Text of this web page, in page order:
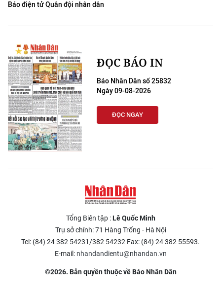
Báo điện tử Quân đội nhân dân
ĐỌC BÁO IN
Báo Nhân Dân số 25832
Ngày 09-08-2026
ĐỌC NGAY
Tổng Biên tập :Lê Quốc Minh
Trụ sở chính: 71 Hàng Trống - Hà Nội
Tel: (84) 24 382 54231/382 54232 Fax: (84) 24 382 55593.
E-mail: nhandandientu@nhandan.vn
©2026. Bản quyền thuộc về Báo Nhân Dân